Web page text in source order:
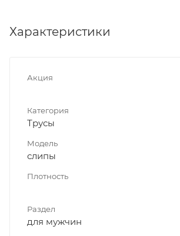
Характеристики
Акция
Категория
Трусы
Модель
слипы
Плотность
Раздел
для мужчин